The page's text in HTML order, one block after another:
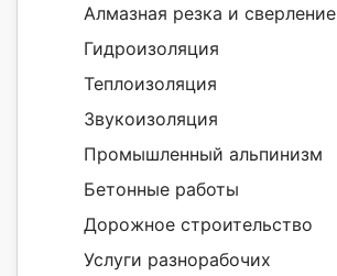
Алмазная резка и сверление
Гидроизоляция
Теплоизоляция
Звукоизоляция
Промышленный альпинизм
Бетонные работы
Дорожное строительство
Услуги разнорабочих